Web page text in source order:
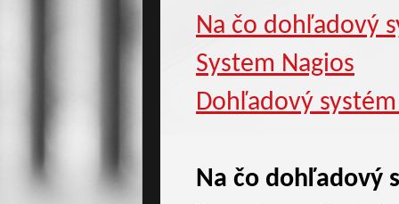
Na čo dohľadový
System Nagios
Dohľadový
Na čo dohľadový